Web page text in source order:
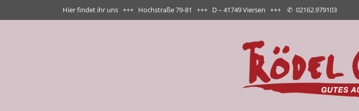
Inhalt
Hier findet ihr uns +++ Hochstraße 79-81 +++ D – 41749 Viersen +++ ✆ 02162.979103